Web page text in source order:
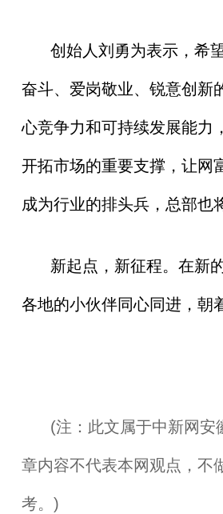
创始人刘勇为表示，希
奋斗、爱岗敬业、锐意创新
心竞争力和可持续发展能力
开拓市场的重要支撑，让网
成为行业的排头兵， 总部也
新起点，新征程。在新
各地的小伙伴同心同进，朝
(注：此文属于中新网安
章内容不代表本网观点，不
考。)